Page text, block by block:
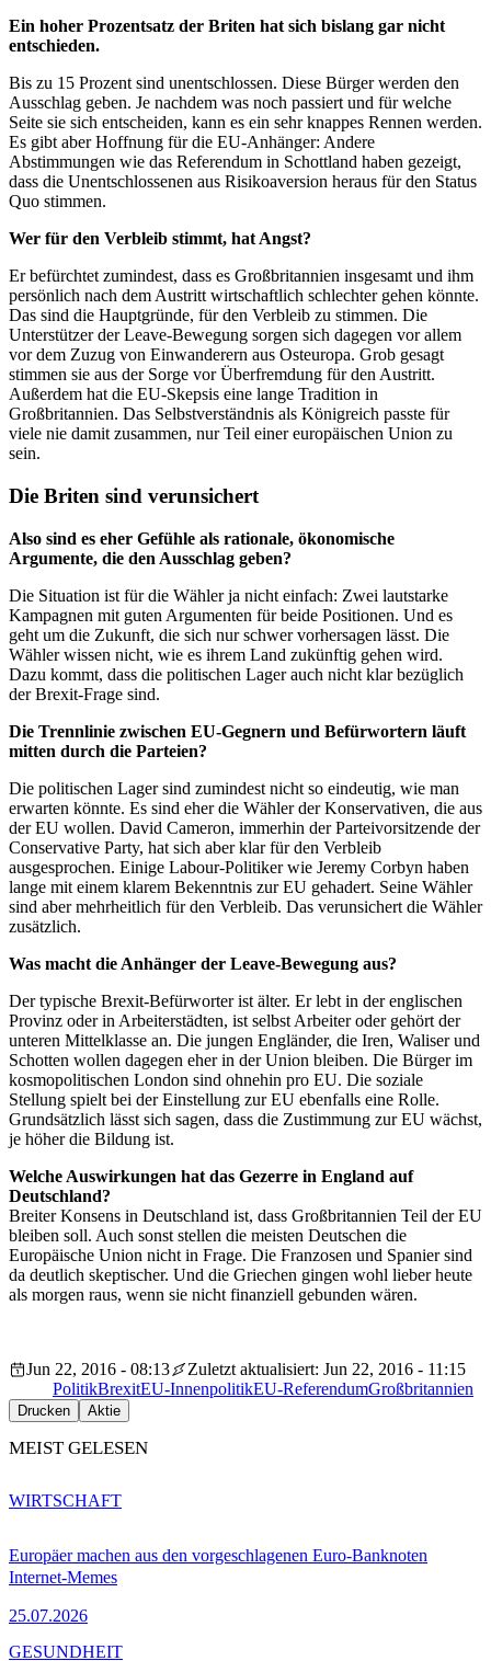
Ein hoher Prozentsatz der Briten hat sich bislang gar nicht
entschieden.
Bis zu 15 Prozent sind unentschlossen. Diese Bürger werden den
Ausschlag geben. Je nachdem was noch passiert und für welche
Seite sie sich entscheiden, kann es ein sehr knappes Rennen werden.
Es gibt aber Hoffnung für die EU-Anhänger: Andere
Abstimmungen wie das Referendum in Schottland haben gezeigt,
dass die Unentschlossenen aus Risikoaversion heraus für den Status
Quo stimmen.
Wer für den Verbleib stimmt, hat Angst?
Er befürchtet zumindest, dass es Großbritannien insgesamt und ihm
persönlich nach dem Austritt wirtschaftlich schlechter gehen könnte.
Das sind die Hauptgründe, für den Verbleib zu stimmen. Die
Unterstützer der Leave-Bewegung sorgen sich dagegen vor allem
vor dem Zuzug von Einwanderern aus Osteuropa. Grob gesagt
stimmen sie aus der Sorge vor Überfremdung für den Austritt.
Außerdem hat die EU-Skepsis eine lange Tradition in
Großbritannien. Das Selbstverständnis als Königreich passte für
viele nie damit zusammen, nur Teil einer europäischen Union zu
sein.
Die Briten sind verunsichert
Also sind es eher Gefühle als rationale, ökonomische
Argumente, die den Ausschlag geben?
Die Situation ist für die Wähler ja nicht einfach: Zwei lautstarke
Kampagnen mit guten Argumenten für beide Positionen. Und es
geht um die Zukunft, die sich nur schwer vorhersagen lässt. Die
Wähler wissen nicht, wie es ihrem Land zukünftig gehen wird.
Dazu kommt, dass die politischen Lager auch nicht klar bezüglich
der Brexit-Frage sind.
Die Trennlinie zwischen EU-Gegnern und Befürwortern läuft
mitten durch die Parteien?
Die politischen Lager sind zumindest nicht so eindeutig, wie man
erwarten könnte. Es sind eher die Wähler der Konservativen, die aus
der EU wollen. David Cameron, immerhin der Parteivorsitzende der
Conservative Party, hat sich aber klar für den Verbleib
ausgesprochen. Einige Labour-Politiker wie Jeremy Corbyn haben
lange mit einem klarem Bekenntnis zur EU gehadert. Seine Wähler
sind aber mehrheitlich für den Verbleib. Das verunsichert die Wähler
zusätzlich.
Was macht die Anhänger der Leave-Bewegung aus?
Der typische Brexit-Befürworter ist älter. Er lebt in der englischen
Provinz oder in Arbeiterstädten, ist selbst Arbeiter oder gehört der
unteren Mittelklasse an. Die jungen Engländer, die Iren, Waliser und
Schotten wollen dagegen eher in der Union bleiben. Die Bürger im
kosmopolitischen London sind ohnehin pro EU. Die soziale
Stellung spielt bei der Einstellung zur EU ebenfalls eine Rolle.
Grundsätzlich lässt sich sagen, dass die Zustimmung zur EU wächst,
je höher die Bildung ist.
Welche Auswirkungen hat das Gezerre in England auf
Deutschland?
Breiter Konsens in Deutschland ist, dass Großbritannien Teil der EU
bleiben soll. Auch sonst stellen die meisten Deutschen die
Europäische Union nicht in Frage. Die Franzosen und Spanier sind
da deutlich skeptischer. Und die Griechen gingen wohl lieber heute
als morgen raus, wenn sie nicht finanziell gebunden wären.
Jun 22, 2016 - 08:13
Zuletzt aktualisiert: Jun 22, 2016 - 11:15
PolitikBrexitEU-InnenpolitikEU-ReferendumGroßbritannien
Drucken Aktie
MEIST GELESEN
Europäer machen aus den vorgeschlagenen Euro-Banknoten
Internet-Memes
25.07.2026
WIRTSCHAFT
GESUNDHEIT